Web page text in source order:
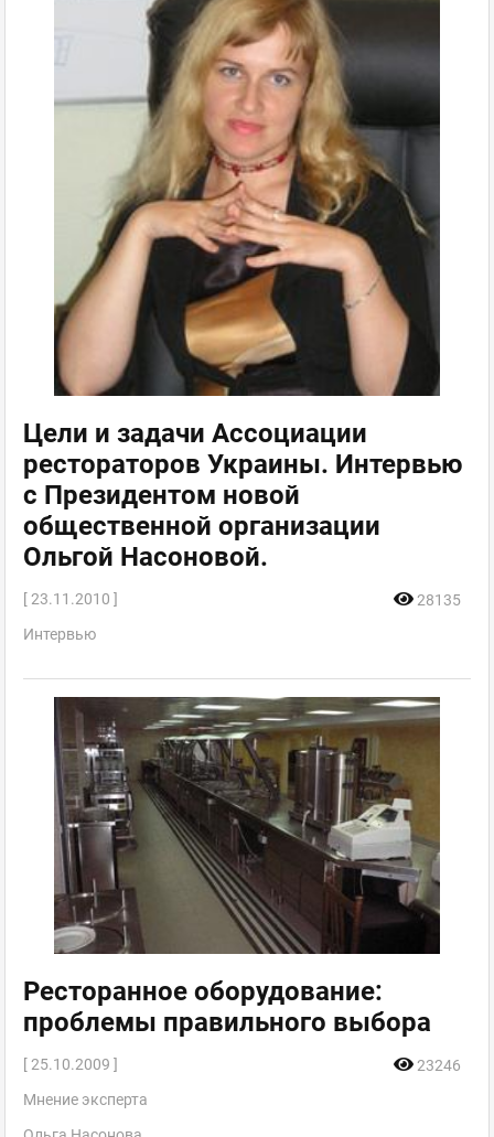
Цели и задачи Ассоциации
рестораторов Украины. Интервью
с Президентом новой
общественной организации
Ольгой Насоновой.
[ 23.11.2010 ]
28135
Интервью
Ресторанное оборудование:
проблемы правильного выбора
[ 25.10.2009 ]
23246
Мнение эксперта